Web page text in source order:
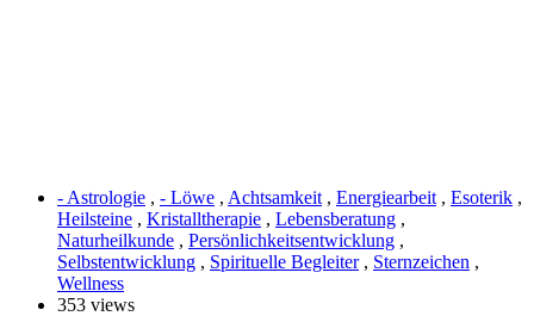
- Astrologie , - Löwe , Achtsamkeit , Energiearbeit , Esoterik ,
Heilsteine , Kristalltherapie , Lebensberatung ,
Naturheilkunde , Persönlichkeitsentwicklung ,
Selbstentwicklung , Spirituelle Begleiter, Sternzeichen ,
Wellness
353 views